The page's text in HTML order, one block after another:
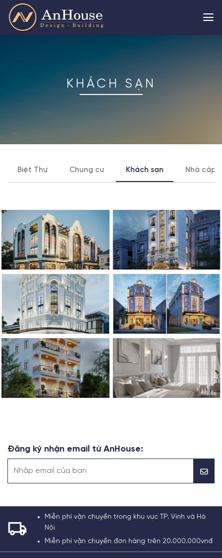
Skip
content
KHÁCH SẠN
Biệt Thự Chung cư Khách sạn Nhà cấp
Đăng ký nhận email từ AnHouse:
Miễn phí vận chuyển trong khu vực TP. Vinh và Hà
Nội
Miễn phí vận chuyển đơn hàng trên 20.000.000vnđ